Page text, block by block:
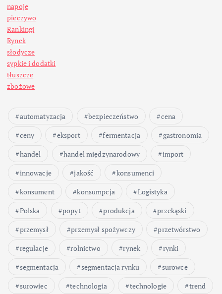
napoje
pieczywo
Rankingi
Rynek
słodycze
sypkie i dodatki
tłuszcze
zbożowe
automatyzacja bezpieczeństwo
cena
ceny
eksport fermentacja
gastronomia
handel
handel międzynarodowy
import
innowacje
jakość
konsumenci
konsument
konsumpcja
Logistyka
Polska
popyt produkcja
przekąski
przemysł
przemysł spożywczy
przetwórstwo
regulacje
rolnictwo rynek
rynki
segmentacja
segmentacja rynku
surowce
surowiec
technologia technologie
trend